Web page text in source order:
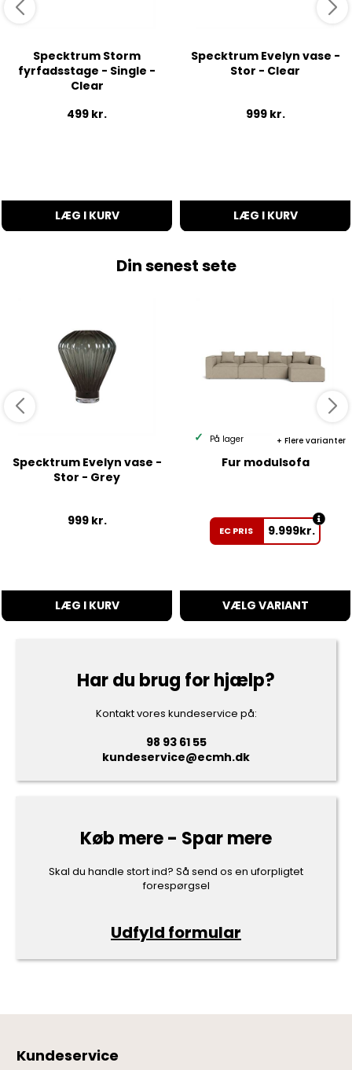
Specktrum Storm
fyrfadsstage - Single -
Clear
499 kr.
LÆG I KURV
Specktrum Evelyn vase -
Stor - Clear
999 kr.
LÆG I KURV
Din senest sete
Specktrum Evelyn vase -
Stor - Grey
999 kr.
LÆG I KURV
Flere varianter
På lager
Fur modulsofa
EC PRIS 9.999kr.
VÆLG VARIANT
Har du brug for hjælp?
Kontakt vores kundeservice på:
98 93 61 55
kundeservice@ecmh.dk
Køb mere - Spar mere
Skal du handle stort ind? Så send os en uforpligtet
forespørgsel
Udfyld formular
Kundeservice